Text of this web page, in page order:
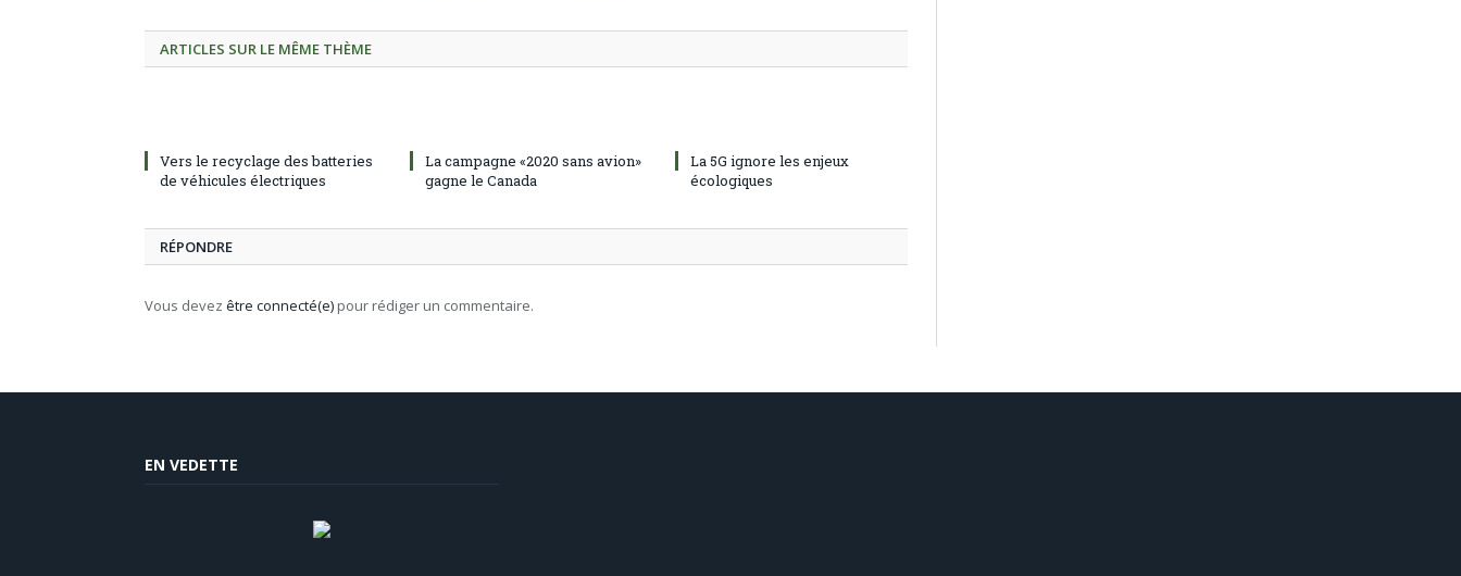
ARTICLES SUR LE MÊME THÈME
Vers le recyclage des batteries
de véhicules électriques
La campagne «2020 sans avion»
gagne le Canada
La 5G ignore les enjeux
écologiques
RÉPONDRE
Vous devez être connecté(e) pour rédiger un commentaire.
EN VEDETTE